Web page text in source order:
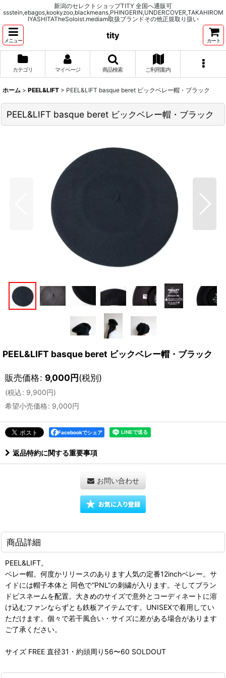
新潟のセレクトショップTITY 全国へ通販可
ssstein,ebagos,kookyzoo,blackmeans,PHINGERIN,UNDERCOVER,TAKAHIROM
IYASHITATheSoloist.mediam取扱ブランドその他正規取り扱い
メニュー
tity
カート
カテゴリ マイページ 商品検索 ご利用案内
ホーム > PEEL&LIFT > PEEL&LIFT basque beret ビックベレー帽・ブラック
PEEL&LIFT basque beret ビックベレー帽・ブラック
PEEL&LIFT basque beret ビックベレー帽・ブラック
販売価格: 9,000円(税別)
(税込: 9,900円)
希望小売価格: 9,000円
Facebookでシェア
返品特約に関する重要事項
お問い合わせ
商品詳細
PEEL&LIFT。
ベレー帽。何度かリリースのあります人気の定番12inchベレー。サ
イドには帽子本体と 同色で”PNL”の刺繍が入ります。そしてブラン
ドビスネームを配置。大きめのサイズで意外とコーディネートに溶
け込むファンならずとも鉄板アイテムです。UNISEXで着用してい
ただけます。個々で若干風合い・サイズに差がある場合があります
ご了承ください。
サイズ FREE 直径31・約頭周り56〜60 SOLDOUT